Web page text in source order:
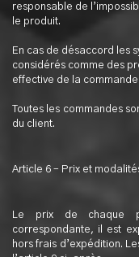
responsable de
le produit.
En cas de désaccord les
considérés comme des
effective de la commande.
Toutes les commandes
du client.
Article 6 – Prix et
Le prix de chaque
correspondante, il est
hors frais d’expédition.